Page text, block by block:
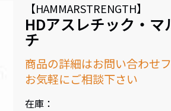
【HAMMARSTRENGTH】
HDアスレチック・
チ
商品の詳細はお問い合わせ
お気軽にご相談下さい
在庫：